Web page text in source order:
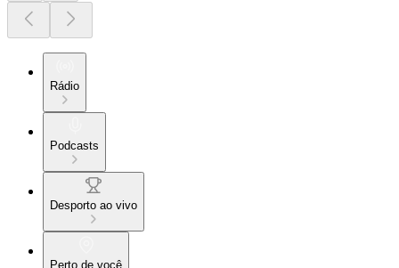
Rádio
Podcasts
Desporto ao vivo
Perto de você